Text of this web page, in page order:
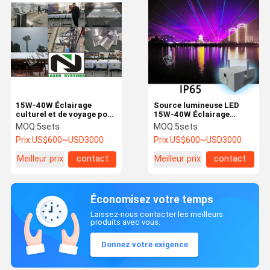
15W-40W Éclairage
culturel et de voyage pour
les destinations
culturelles et
touristiques
MOQ:5sets
Prix:US$600~USD3000
Meilleur prix
contact
Source lumineuse LED
15W-40W Éclairage
culturel et touristique
Température de couleur
3000K-6000K pour
l'éclairage extérieur
MOQ:5sets
Prix:US$600~USD3000
Meilleur prix
contact
Économisez votre temps
Laissez-nous contacter les meilleurs
produits avec vous.
Donnez votre exigence